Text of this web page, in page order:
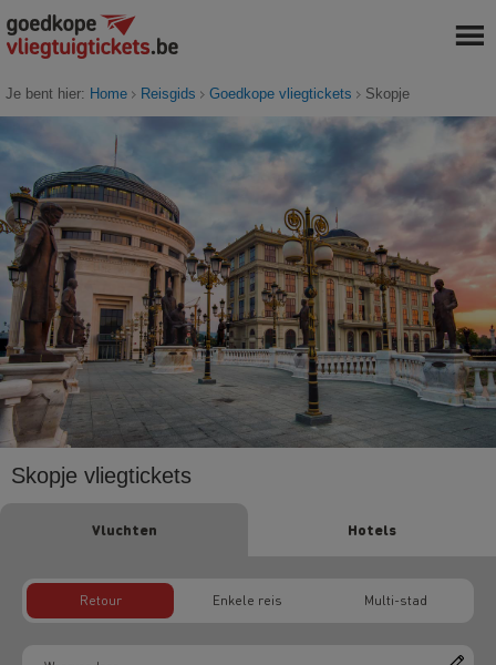
Je bent hier: Home Reisgids Goedkope vliegtickets Skopje
Skopje vliegtickets